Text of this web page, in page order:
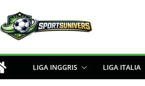
LIGA INGGRIS LIGA ITALIA